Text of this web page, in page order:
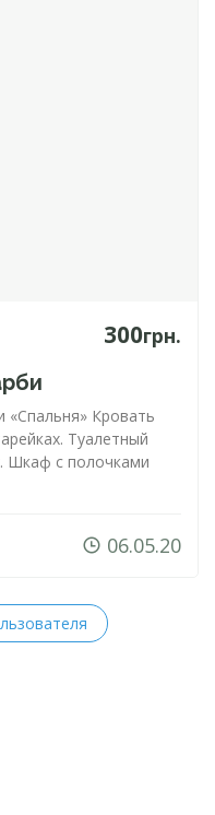
300грн.
Кровать
Туалетный
Шкаф с полочками
06.05.20